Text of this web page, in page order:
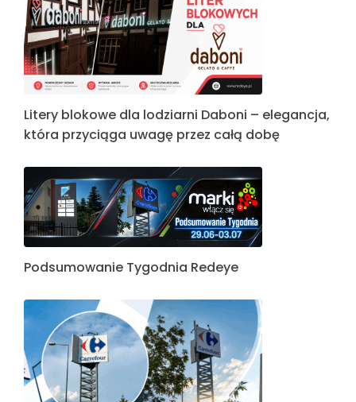
Litery blokowe dla lodziarni Daboni – elegancja,
która przyciąga uwagę przez całą dobę
Podsumowanie Tygodnia Redeye